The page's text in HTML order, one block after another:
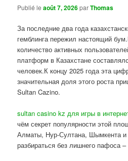
Publié leaoût 7, 2026parThomas
За последние два года
гемблинга пережил настоящий
количество активных
платформ в Казахстане
человек.К концу 2025 года эта
значительная доля этого роста
Sultan Cazino.
sultan casino kz для игры в
чём секрет популярности этой
Алматы, Нур-Султана, Шымкента и
разбираться без лишнего пафоса